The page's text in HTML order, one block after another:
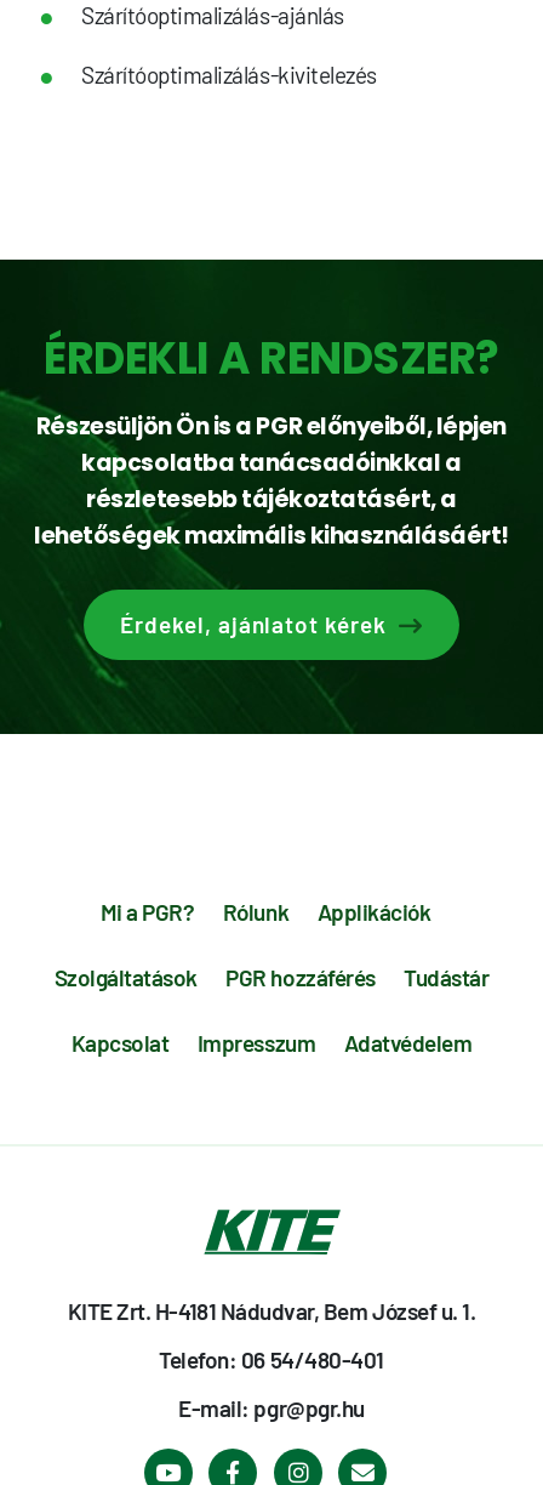
Szárítóoptimalizálás-ajánlás
Szárítóoptimalizálás-kivitelezés
ÉRDEKLI A RENDSZER?
Részesüljön Ön is a PGR előnyeiből, lépjen
kapcsolatba tanácsadóinkkal a
részletesebb tájékoztatásért, a
lehetőségek maximális kihasználásáért!
Érdekel, ajánlatot kérek
Mi a PGR? Rólunk Applikációk
Szolgáltatások PGR hozzáférés Tudástár
Kapcsolat Impresszum Adatvédelem
KITE Zrt. H-4181 Nádudvar, Bem József u. 1.
Telefon: 06 54/480-401
E-mail: pgr@pgr.hu